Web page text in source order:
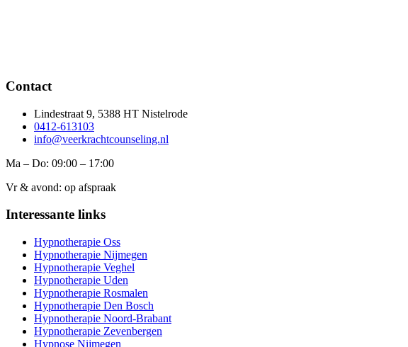
Contact
Lindestraat 9, 5388 HT Nistelrode
0412-613103
info@veerkrachtcounseling.nl
Ma – Do: 09:00 – 17:00
Vr & avond: op afspraak
Interessante links
Hypnotherapie Oss
Hypnotherapie Nijmegen
Hypnotherapie Veghel
Hypnotherapie Uden
Hypnotherapie Rosmalen
Hypnotherapie Den Bosch
Hypnotherapie Noord-Brabant
Hypnotherapie Zevenbergen
Hypnose Nijmegen